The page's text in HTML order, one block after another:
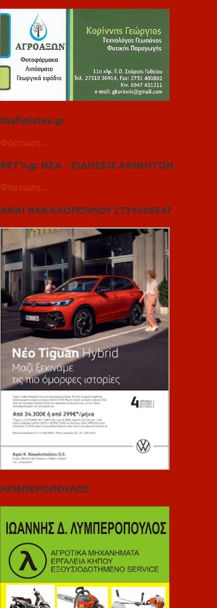
Diafimistes.gr
Φόρτωση...
RETV.gr ΝΕΑ - ΕΙΔΗΣΕΙΣ ΑΚΙΝΗΤΩΝ
Φόρτωση...
ΑΦΑΙ ΒΑΚΑΛΟΠΟΥΛΟΥ 2731026347
ΛΥΜΠΕΡΟΠΟΥΛΟΣ